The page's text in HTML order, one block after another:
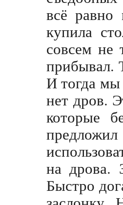
всё
купила
совсем не
прибывал.
И тогда
нет дров.
которые
на дрова.
Быстро